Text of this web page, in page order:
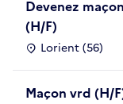
Devenez
(H/F)
Lorient (56)
Maçon vrd (H/